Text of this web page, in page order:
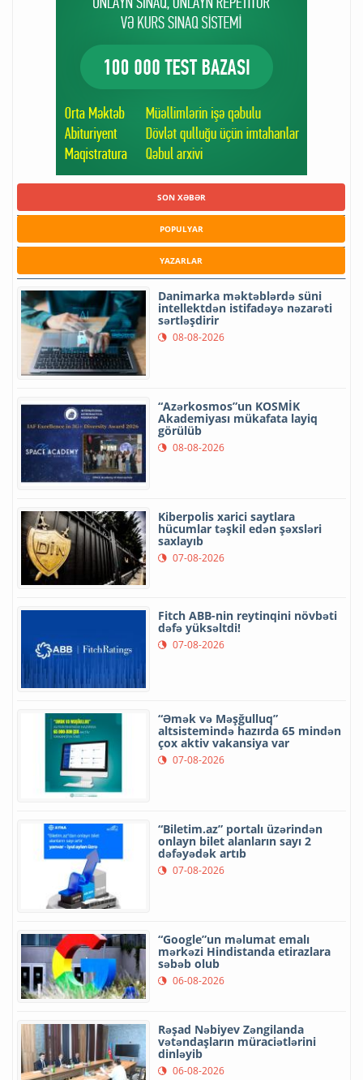
SON XƏBƏR
POPULYAR
YAZARLAR
Danimarka məktəblərdə süni
intellektdən istifadəyə nəzarəti
sərtləşdirir
08-08-2026
“Azərkosmos”un KOSMİK
Akademiyası mükafata layiq
görülüb
08-08-2026
Kiberpolis xarici saytlara
hücumlar təşkil edən şəxsləri
saxlayıb
07-08-2026
Fitch ABB-nin reytinqini növbəti
dəfə yüksəltdi!
07-08-2026
“Əmək və Məşğulluq”
altsistemində hazırda 65 mindən
çox aktiv vakansiya var
07-08-2026
“Biletim.az” portalı üzərindən
onlayn bilet alanların sayı 2
dəfəyədək artıb
07-08-2026
“Google”un məlumat emalı
mərkəzi Hindistanda etirazlara
səbəb olub
06-08-2026
Rəşad Nəbiyev Zəngilanda
vətəndaşların müraciətlərini
dinləyib
06-08-2026